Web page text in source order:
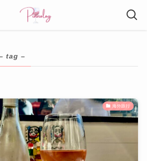
tag –
海外旅行